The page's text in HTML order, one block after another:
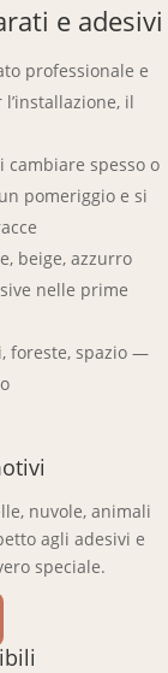
e adesivi
professionale e
il
cambiare spesso o
pomeriggio e si
beige, azzurro
nelle prime
foreste, spazio —
nuvole, animali
agli adesivi e
speciale.